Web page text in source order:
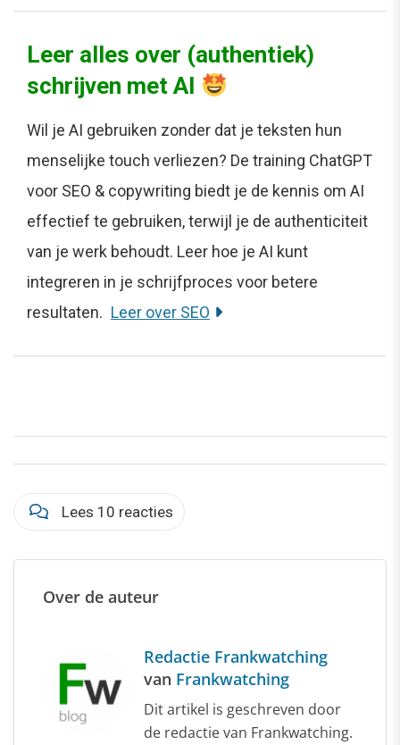
Leer alles over (authentiek)
schrijven met AI
Wil je AI gebruiken zonder dat je teksten hun
menselijke touch verliezen? De training ChatGPT
voor SEO & copywriting biedt je de kennis om AI
effectief te gebruiken, terwijl je de authenticiteit
van je werk behoudt. Leer hoe je AI kunt
integreren in je schrijfproces voor betere
resultaten. Leer over SEO
Lees 10 reacties
Over de auteur
Redactie Frankwatching
van Frankwatching
Dit artikel is geschreven door
de redactie van Frankwatching.